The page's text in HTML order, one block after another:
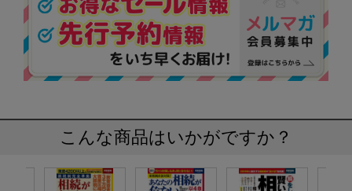
こんな商品はいかがですか？